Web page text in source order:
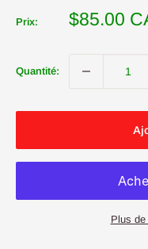
Prix:
Prix
$85.00
Quantité:
Plus